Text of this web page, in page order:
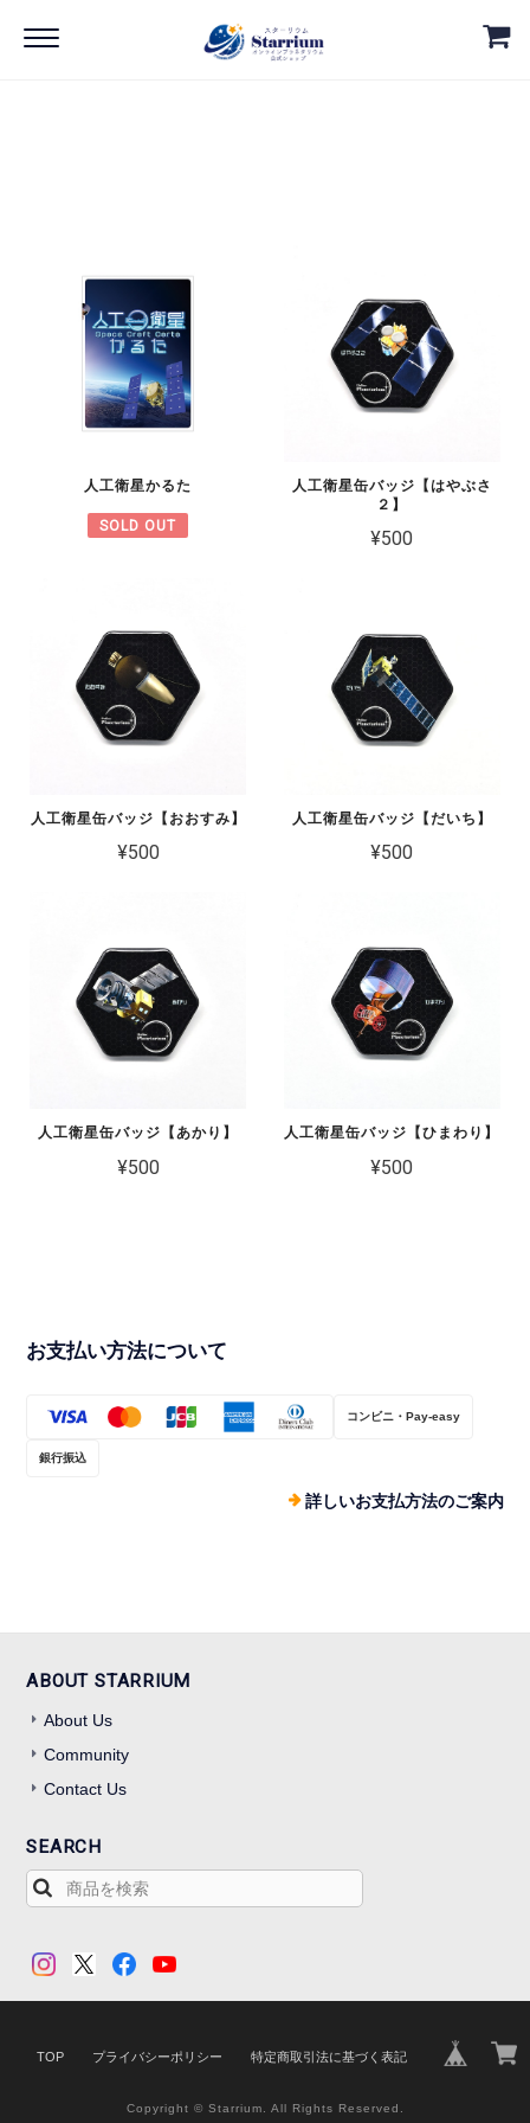
人工衛星かるた
SOLD OUT
人工衛星缶バッジ【はやぶさ
２】
¥500
人工衛星缶バッジ【おおすみ】
¥500
人工衛星缶バッジ【だいち】
¥500
人工衛星缶バッジ【あかり】
¥500
人工衛星缶バッジ【ひまわり】
¥500
お支払い方法について
コンビニ・Pay-easy
銀行振込
詳しいお支払方法のご案内
ABOUT STARRIUM
About Us
Community
Contact Us
SEARCH
TOP プライバシーポリシー 特定商取引法に基づく表記
Copyright © Starrium. All Rights Reserved.